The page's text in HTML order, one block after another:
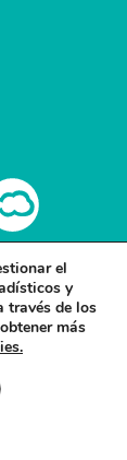
EN RRSS
el
y
través de los
más